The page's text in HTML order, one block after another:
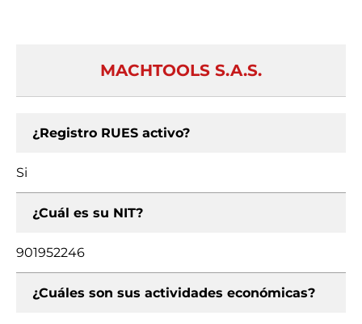
MACHTOOLS S.A.S.
¿Registro RUES activo?
Si
¿Cuál es su NIT?
901952246
¿Cuáles son sus actividades económicas?